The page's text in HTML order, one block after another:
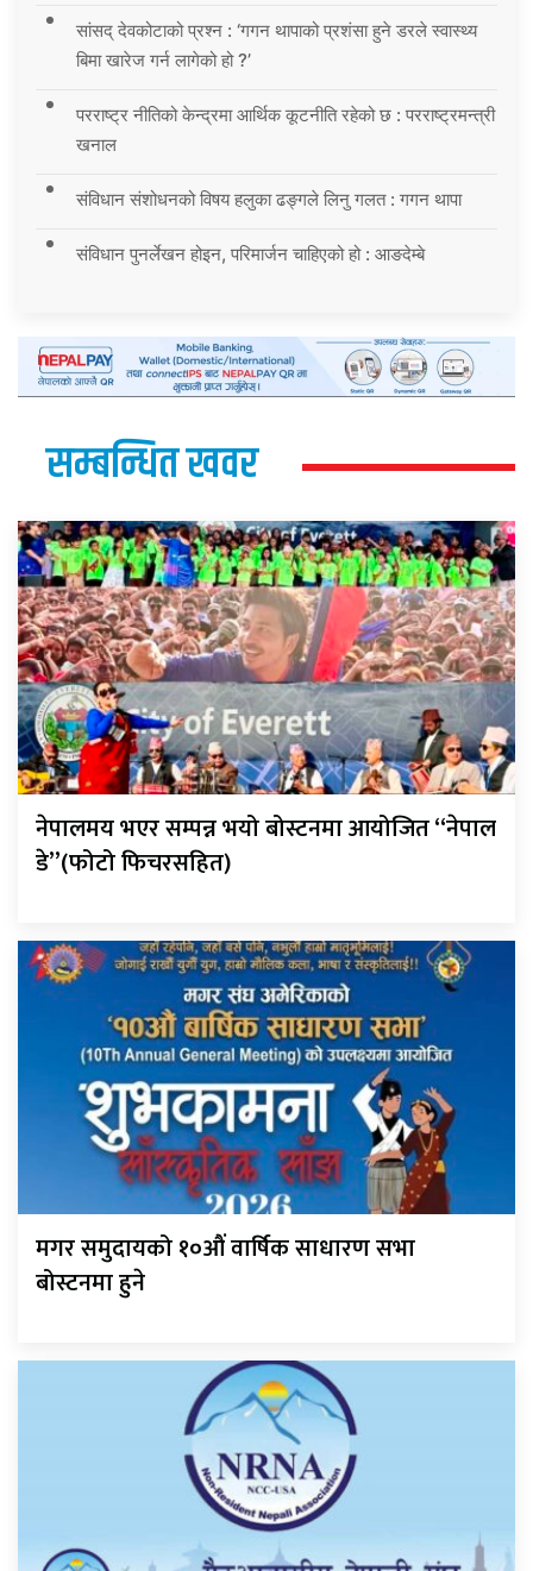
सांसद् देवकोटाको प्रश्न : ‘गगन थापाको प्रशंसा हुने डरले स्वास्थ्य
बिमा खारेज गर्न लागेको हो ?’
परराष्ट्र नीतिको केन्द्रमा आर्थिक कूटनीति रहेको छ : परराष्ट्रमन्त्री
खनाल
संविधान संशोधनको विषय हलुका ढङ्गले लिनु गलत : गगन थापा
संविधान पुनर्लेखन होइन, परिमार्जन चाहिएको हो : आङदेम्बे
सम्बन्धित खवर
नेपालमय भएर सम्पन्न भयो बोस्टनमा आयोजित “नेपाल
डे”(फोटो फिचरसहित)
मगर समुदायको १०औं वार्षिक साधारण सभा
बोस्टनमा हुने